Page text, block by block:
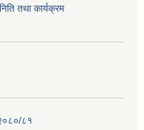
तथा कार्यक्रम
८१